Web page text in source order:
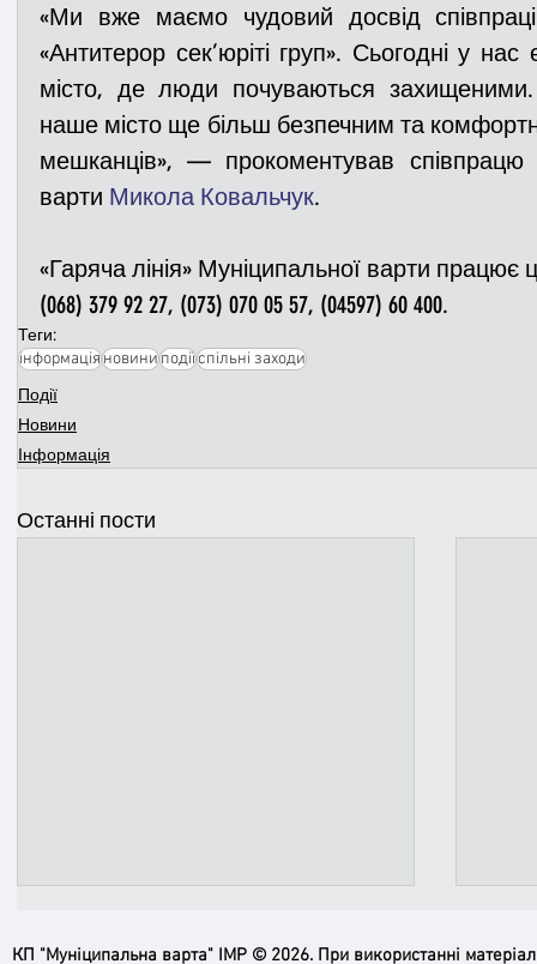
«Ми вже маємо чудовий досвід
«Антитерор сек’юріті груп». Сьогодні у
місто, де люди почуваються
наше місто ще більш безпечним та
мешканців», — прокоментував співпрацю
варти Микола Ковальчук.
«Гаряча лінія» Муніципальної варти працює
(068) 379 92 27, (073) 070 05 57, (04597) 60 400.
Теги:
інформаціяновиниподіїспільні заходи
Події
Новини
Інформація
Останні пости
КП "Муніципальна варта" ІМР © 2026. При використанні